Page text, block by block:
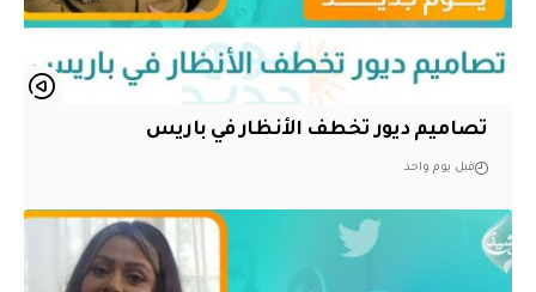
تصاميم ديور تخطف الأنظار في باريس
قبل يوم واحد